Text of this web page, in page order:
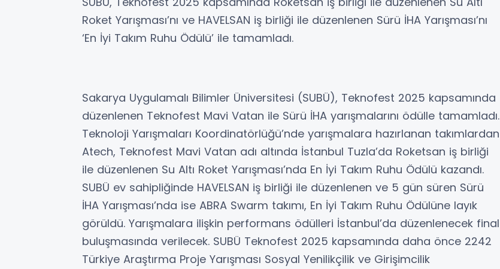
Roket Yarışması’nı ve HAVELSAN iş birliği ile düzenlenen Sürü İHA Yarışması’nı
‘En İyi Takım Ruhu Ödülü’ ile tamamladı.
Sakarya Uygulamalı Bilimler Üniversitesi (SUBÜ), Teknofest 2025 kapsamında
düzenlenen Teknofest Mavi Vatan ile Sürü İHA yarışmalarını ödülle tamamladı.
Teknoloji Yarışmaları Koordinatörlüğü’nde yarışmalara hazırlanan takımlardan
Atech, Teknofest Mavi Vatan adı altında İstanbul Tuzla’da Roketsan iş birliği
ile düzenlenen Su Altı Roket Yarışması’nda En İyi Takım Ruhu Ödülü kazandı.
SUBÜ ev sahipliğinde HAVELSAN iş birliği ile düzenlenen ve 5 gün süren Sürü
İHA Yarışması’nda ise ABRA Swarm takımı, En İyi Takım Ruhu Ödülüne layık
görüldü. Yarışmalara ilişkin performans ödülleri İstanbul’da düzenlenecek final
buluşmasında verilecek. SUBÜ Teknofest 2025 kapsamında daha önce 2242
Türkiye Araştırma Proje Yarışması Sosyal Yenilikçilik ve Girişimcilik